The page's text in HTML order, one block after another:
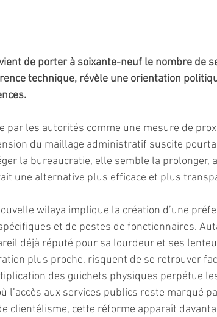
vient de porter à soixante-neuf le nombre de
technique, révèle une orientation
par les autorités comme une mesure de
du maillage administratif suscite
la bureaucratie, elle semble la
une alternative plus efficace et plus
wilaya implique la création d’une
et de postes de fonctionnaires.
déjà réputé pour sa lourdeur et ses
plus proche, risquent de se retrouver
des guichets physiques perpétue
l’accès aux services publics reste marqué
clientélisme, cette réforme apparaît